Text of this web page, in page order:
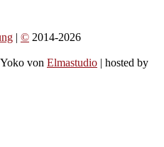
| © 2014-2026
von Elmastudio | hosted by